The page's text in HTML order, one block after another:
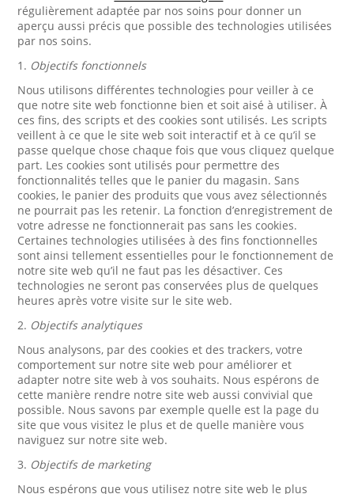
régulièrement adaptée par nos soins pour donner un
aperçu aussi précis que possible des technologies utilisées
par nos soins.
1. Objectifs fonctionnels
Nous utilisons différentes technologies pour veiller à ce
que notre site web fonctionne bien et soit aisé à utiliser. À
ces fins, des scripts et des cookies sont utilisés. Les scripts
veillent à ce que le site web soit interactif et à ce qu’il se
passe quelque chose chaque fois que vous cliquez quelque
part. Les cookies sont utilisés pour permettre des
fonctionnalités telles que le panier du magasin. Sans
cookies, le panier des produits que vous avez sélectionnés
ne pourrait pas les retenir. La fonction d’enregistrement de
votre adresse ne fonctionnerait pas sans les cookies.
Certaines technologies utilisées à des fins fonctionnelles
sont ainsi tellement essentielles pour le fonctionnement de
notre site web qu’il ne faut pas les désactiver. Ces
technologies ne seront pas conservées plus de quelques
heures après votre visite sur le site web.
2. Objectifs analytiques
Nous analysons, par des cookies et des trackers, votre
comportement sur notre site web pour améliorer et
adapter notre site web à vos souhaits. Nous espérons de
cette manière rendre notre site web aussi convivial que
possible. Nous savons par exemple quelle est la page du
site que vous visitez le plus et de quelle manière vous
naviguez sur notre site web.
3. Objectifs de marketing
Nous espérons que vous utilisez notre site web le plus